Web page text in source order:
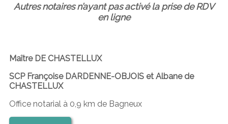
Autres notaires n’ayant pas activé la prise de RDV
en ligne
Maître DE CHASTELLUX
SCP Françoise DARDENNE-OBJOIS et Albane de
CHASTELLUX
Office notarial à 0,9 km de Bagneux